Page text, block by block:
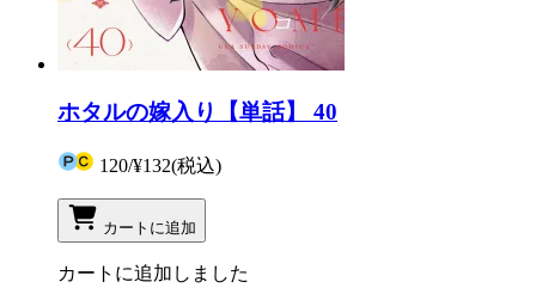
ホタルの嫁入り【単話】 40
120/¥132(税込)
カートに追加
カートに追加しました